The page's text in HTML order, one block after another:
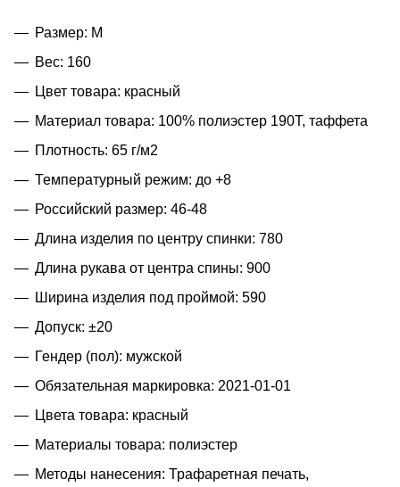
Размер: M
Вес: 160
Цвет товара: красный
Материал товара: 100% полиэстер 190T, таффета
Плотность: 65 г/м2
Температурный режим: до +8
Российский размер: 46-48
Длина изделия по центру спинки: 780
Длина рукава от центра спины: 900
Ширина изделия под проймой: 590
Допуск: ±20
Гендер (пол): мужской
Обязательная маркировка: 2021-01-01
Цвета товара: красный
Материалы товара: полиэстер
Методы нанесения: Трафаретная печать,